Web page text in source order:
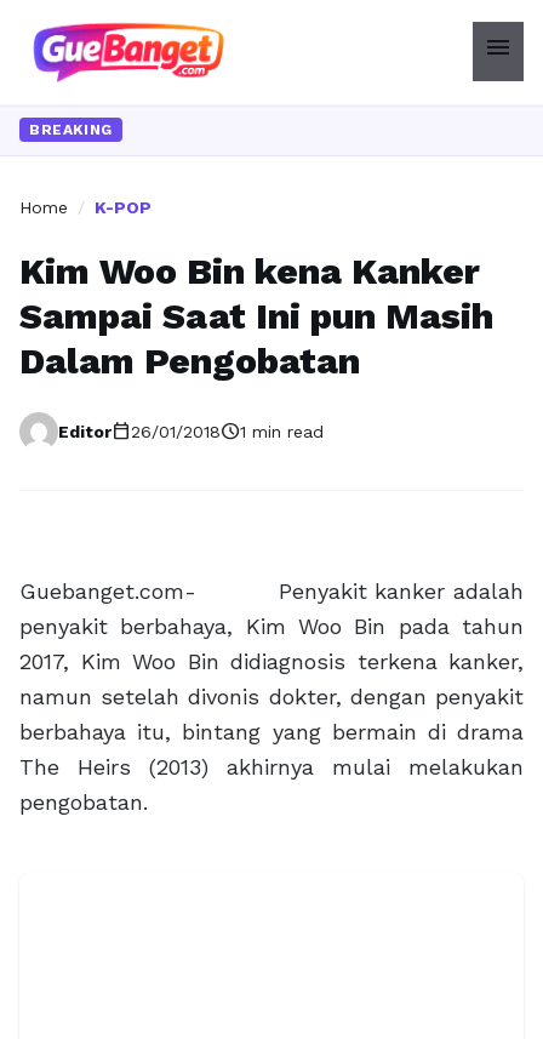
menu
BREAKING
Home / K-POP
Kim Woo Bin kena Kanker
Sampai Saat Ini pun Masih
Dalam Pengobatan
Editorcalendar_today26/01/2018schedule1 min read
Guebanget.com- Penyakit kanker adalah
penyakit berbahaya, Kim Woo Bin pada tahun
2017, Kim Woo Bin didiagnosis terkena kanker,
namun setelah divonis dokter, dengan penyakit
berbahaya itu, bintang yang bermain di drama
The Heirs (2013) akhirnya mulai melakukan
pengobatan.